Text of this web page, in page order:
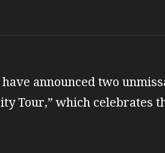
announced two
Tour,” which celebrates